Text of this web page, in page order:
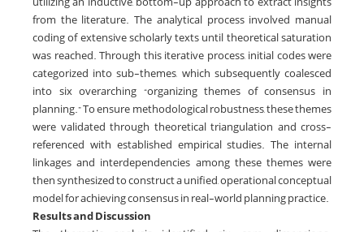
from the literature. The analytical process involved manual
coding of extensive scholarly texts until theoretical saturation
was reached. Through this iterative process, initial codes were
categorized into sub-themes, which subsequently coalesced
into six overarching “organizing themes of consensus in
planning.” To ensure methodological robustness, these themes
were validated through theoretical triangulation and cross-
referenced with established empirical studies. The internal
linkages and interdependencies among these themes were
then synthesized to construct a unified, operational conceptual
model for achieving consensus in real-world planning practice.
Results and Discussion